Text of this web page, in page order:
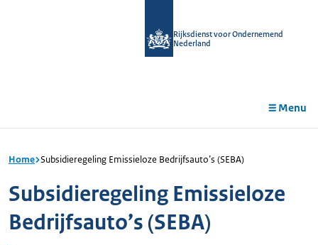
Rijksdienst voor Ondernemend
Nederland
Menu
Home Subsidieregeling Emissieloze Bedrijfsauto’s (SEBA)
Subsidieregeling Emissieloze
Bedrijfsauto’s (SEBA)